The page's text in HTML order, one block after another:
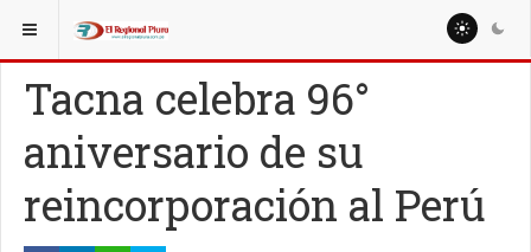
ESTÁ AQUÍ: NACIONALES
Tacna celebra 96°
aniversario de su
reincorporación al Perú